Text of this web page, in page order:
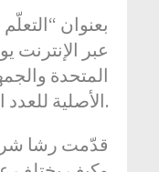
الأصلية للعدد الخاص التاسع.
قدّمت رشا